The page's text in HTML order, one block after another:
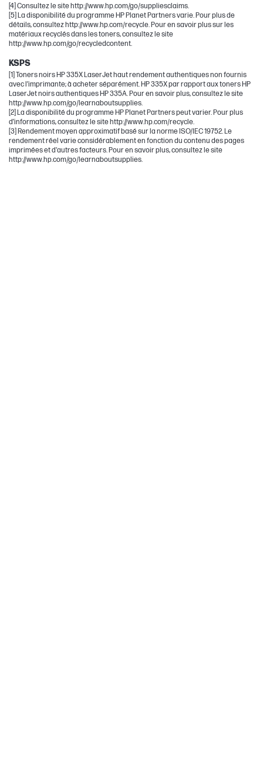
[4] Consultez le site http://www.hp.com/go/suppliesclaims.
[5] La disponibilité du programme HP Planet Partners varie. Pour plus de
détails, consultez http://www.hp.com/recycle. Pour en savoir plus sur les
matériaux recyclés dans les toners, consultez le site
http://www.hp.com/go/recycledcontent.
KSPS
[1] Toners noirs HP 335X LaserJet haut rendement authentiques non fournis
avec l’imprimante; à acheter séparément. HP 335X par rapport aux toners HP
LaserJet noirs authentiques HP 335A. Pour en savoir plus, consultez le site
http://www.hp.com/go/learnaboutsupplies.
[2] La disponibilité du programme HP Planet Partners peut varier. Pour plus
d’informations, consultez le site http://www.hp.com/recycle.
[3] Rendement moyen approximatif basé sur la norme ISO/IEC 19752. Le
rendement réel varie considérablement en fonction du contenu des pages
imprimées et d'autres facteurs. Pour en savoir plus, consultez le site
http://www.hp.com/go/learnaboutsupplies.